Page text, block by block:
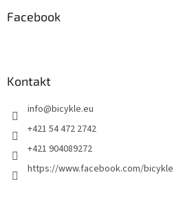
Facebook
Kontakt
info@bicykle.eu
+421 54 472 2742
+421 904089272
https://www.facebook.com/bicykle